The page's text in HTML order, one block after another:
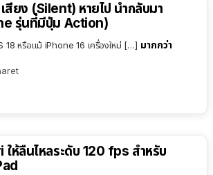
สียง (Silent) หายไป นำกลับมา
รุ่นที่มีปุ่ม Action)
18 หรือแม้ iPhone 16 เครื่องใหม่ […] มากกว่า
ห้ลื่นไหลระดับ 120 fps สำหรับ